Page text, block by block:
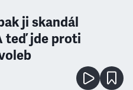
ji skandál
teď jde proti